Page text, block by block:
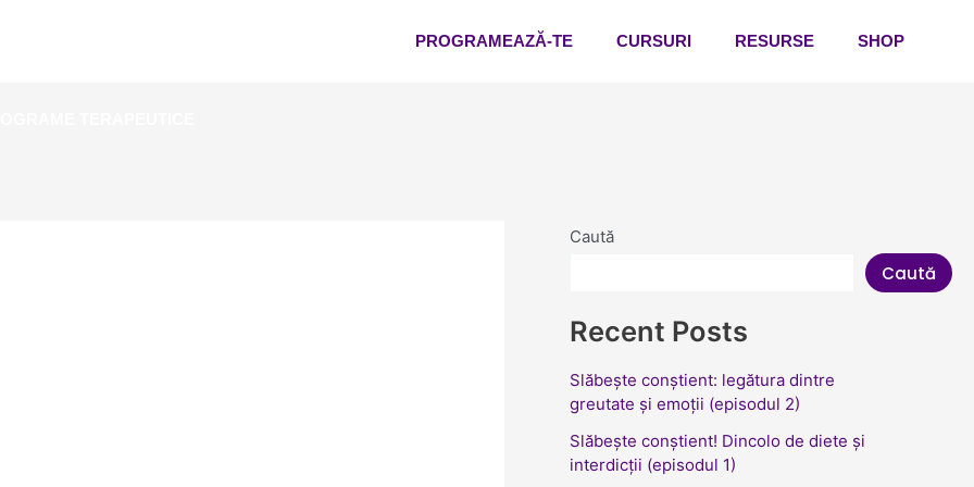
PROGRAMEAZĂ-TE CURSURI RESURSE SHOP
Caută
Caută
Recent Posts
Slăbește conștient: legătura dintre
greutate și emoții (episodul 2)
Slăbește conștient! Dincolo de diete și
interdicții (episodul 1)